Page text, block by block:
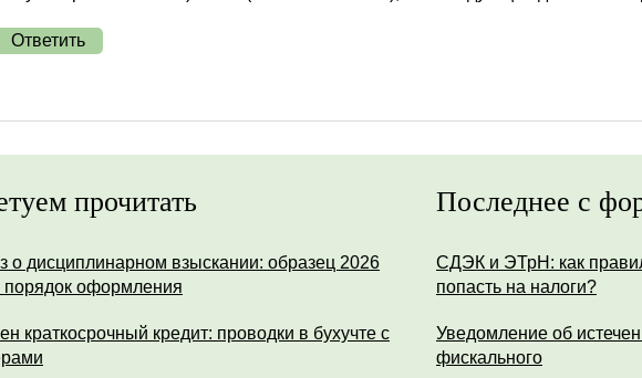
Ответить
прочитать
о дисциплинарном взыскании: образец 2026
порядок оформления
краткосрочный кредит: проводки в бухучте с
Последнее с
СДЭК и ЭТрН: как
попасть на налоги?
Уведомление об
фискального